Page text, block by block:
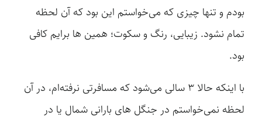
بودم و تنها چیزی که می‌خواستم این بود که آن لحظه
تمام نشود. زیبایی، رنگ و سکوت؛ همین ها برایم کافی
بود.
با اینکه حالا ۳ سالی می‌شود که مسافرتی نرفته‌ام، در آن
لحظه نمی‌خواستم در جنگل های بارانی شمال یا در